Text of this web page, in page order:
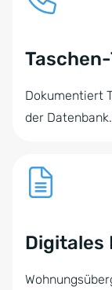
Dokumentiert
der Datenbank.
Digitales